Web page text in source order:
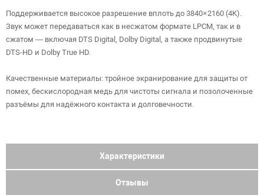
Поддерживается высокое разрешение вплоть до 3840×2160 (4K).
Звук может передаваться как в несжатом формате LPCM, так и в
сжатом — включая DTS Digital, Dolby Digital, а также продвинутые
DTS-HD и Dolby True HD.
Качественные материалы: тройное экранирование для защиты от
помех, бескислородная медь для чистоты сигнала и позолоченные
разъёмы для надёжного контакта и долговечности.
Характеристики
Отзывы